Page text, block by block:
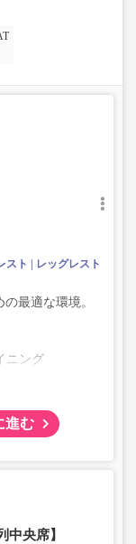
スト
レッグレスト
最適な環境。
ニング
化したフルフ
進む
中央席】